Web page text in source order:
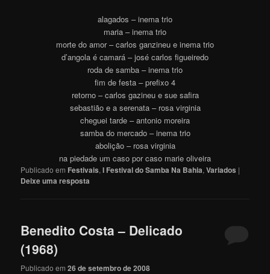
alagados – inema trio
maria – inema trio
morte do amor – carlos ganzineu e inema trio
d’angola é camará – josé carlos figueiredo
roda de samba – inema trio
fim de festa – prefixo 4
retorno – carlos gazineu e sue safira
sebastião e a serenata – rosa virginia
cheguei tarde – antonio moreira
samba do mercado – inema trio
abolição – rosa virginia
na piedade um caso por caso marie oliveira
Publicado em Festivais,I Festival do Samba Na Bahia,Variados |
Deixe uma resposta
Benedito Costa – Delicado
(1968)
Publicado em26 de setembro de 2008